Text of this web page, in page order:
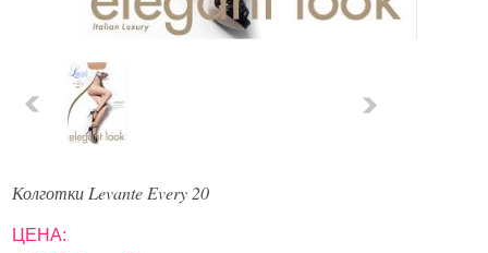
Колготки Levante Every 20
ЦЕНА: